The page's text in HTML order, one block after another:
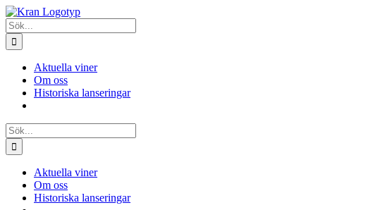
Fortsätt
till
innehållet
Sök
efter:
Aktuella viner
Om oss
Historiska lanseringar
Sök
efter:
Aktuella viner
Om oss
Historiska lanseringar